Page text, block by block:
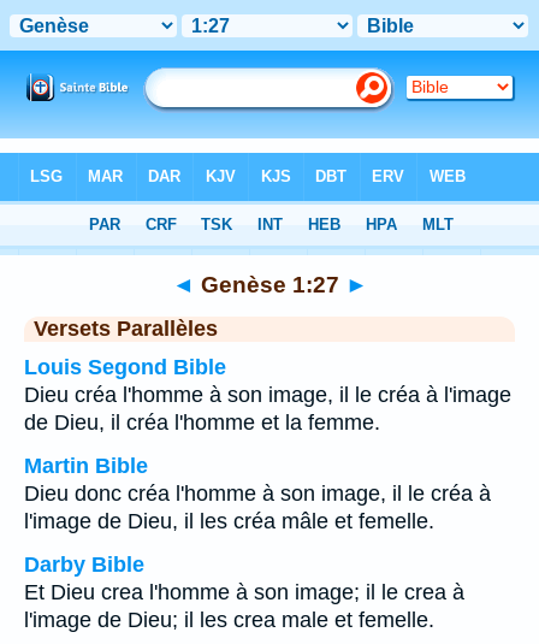
Chapitre 1> Verset 27
◄ Genèse 1:27 ►
Versets Parallèles
Louis Segond Bible
Dieu créa l'homme à son image, il le créa à l'image
de Dieu, il créa l'homme et la femme.
Martin Bible
Dieu donc créa l'homme à son image, il le créa à
l'image de Dieu, il les créa mâle et femelle.
Darby Bible
Et Dieu crea l'homme à son image; il le crea à
l'image de Dieu; il les crea male et femelle.